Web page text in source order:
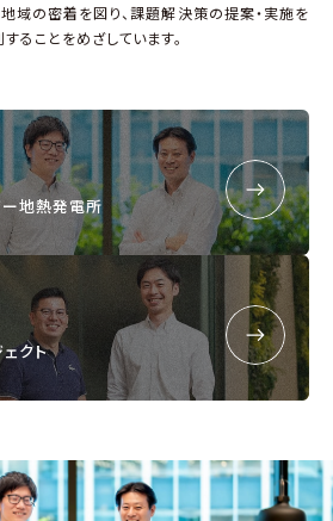
地域の密着を図り、課題解決策の提案・実施を
ることをめざしています。
地熱発電所
クト